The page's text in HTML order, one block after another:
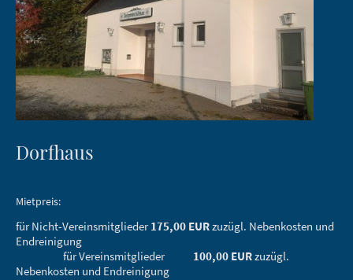
Dorfhaus
Mietpreis:
für Nicht-Vereinsmitglieder175,00 EURzuzügl. Nebenkosten und
Endreinigung
für Vereinsmitglieder 100,00 EURzuzügl.
Nebenkosten und Endreinigung